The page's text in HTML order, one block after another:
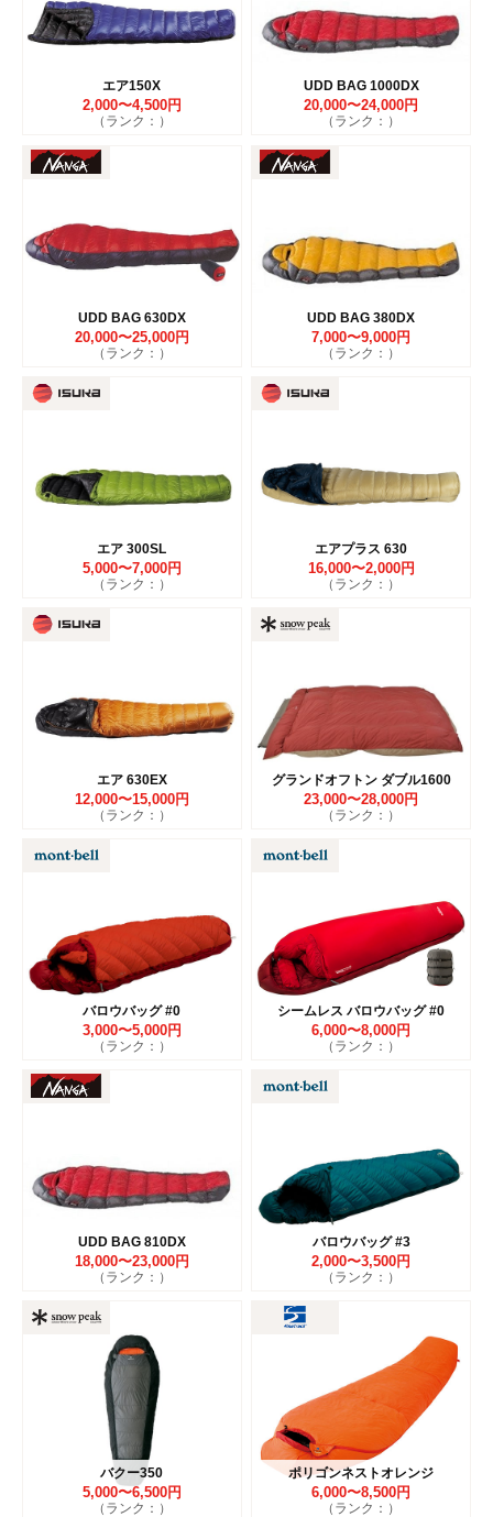
エア150X
2,000〜4,500円
（ランク：）
UDD BAG 1000DX
20,000〜24,000円
（ランク：）
UDD BAG 630DX
20,000〜25,000円
（ランク：）
UDD BAG 380DX
7,000〜9,000円
（ランク：）
エア 300SL
5,000〜7,000円
（ランク：）
エアプラス 630
16,000〜2,000円
（ランク：）
エア 630EX
12,000〜15,000円
（ランク：）
グランドオフトン ダブル1600
23,000〜28,000円
（ランク：）
バロウバッグ #0
3,000〜5,000円
（ランク：）
シームレス バロウバッグ #0
6,000〜8,000円
（ランク：）
UDD BAG 810DX
18,000〜23,000円
（ランク：）
バロウバッグ #3
2,000〜3,500円
（ランク：）
バクー350
5,000〜6,500円
（ランク：）
ポリゴンネストオレンジ
6,000〜8,500円
（ランク：）